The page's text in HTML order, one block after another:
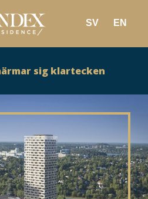
SV EN
sig klartecken